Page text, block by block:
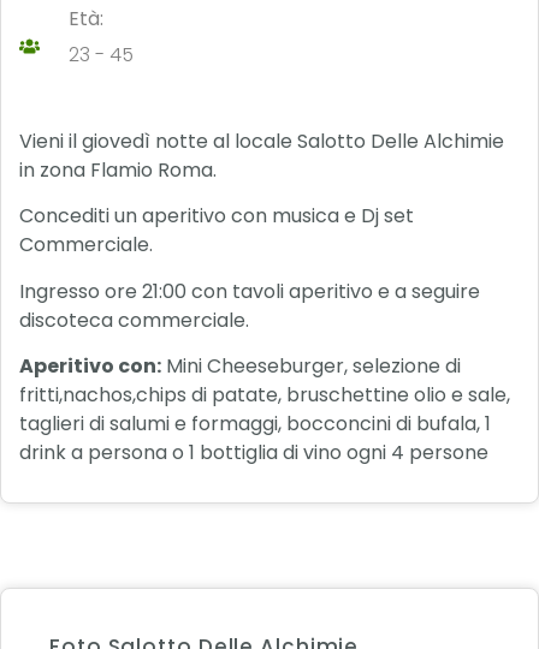
Età:
23 - 45
Vieni il giovedì notte al locale Salotto Delle Alchimie
in zona Flamio Roma.
Concediti un aperitivo con musica e Dj set
Commerciale.
Ingresso ore 21:00 con tavoli aperitivo e a seguire
discoteca commerciale.
Aperitivo con: Mini Cheeseburger, selezione di
fritti,nachos,chips di patate, bruschettine olio e sale,
taglieri di salumi e formaggi, bocconcini di bufala, 1
drink a persona o 1 bottiglia di vino ogni 4 persone